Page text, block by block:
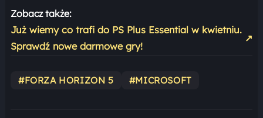
Zobacz także:
Już wiemy co trafi do PS Plus Essential w kwietniu.
Sprawdź nowe darmowe gry!
↗
#FORZA HORIZON 5 #MICROSOFT